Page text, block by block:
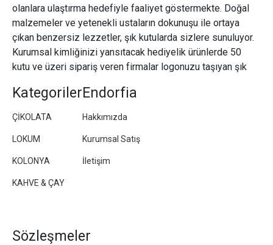
olanlara ulaştırma hedefiyle faaliyet göstermekte. Doğal
malzemeler ve yetenekli ustaların dokunuşu ile ortaya
çıkan benzersiz lezzetler, şık kutularda sizlere sunuluyor.
Kurumsal kimliğinizi yansıtacak hediyelik ürünlerde 50
kutu ve üzeri sipariş veren firmalar logonuzu taşıyan şık
Kategoriler
ÇİKOLATA
LOKUM
KOLONYA
KAHVE & ÇAY
Endorfia
Hakkımızda
Kurumsal Satış
İletişim
Sözleşmeler